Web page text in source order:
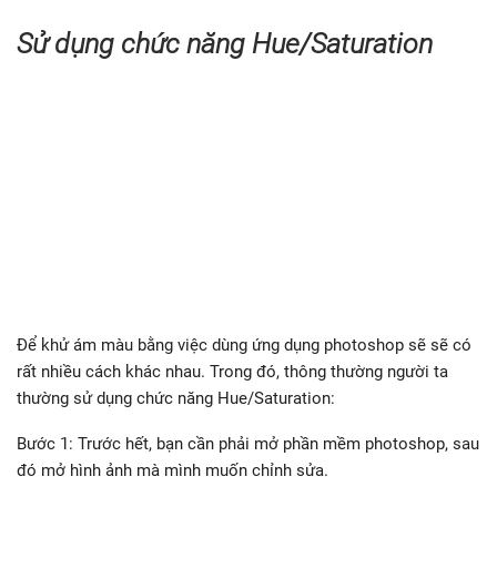
Sử dụng chức năng Hue/Saturation
Để khử ám màu bằng việc dùng ứng dụng photoshop sẽ sẽ có
rất nhiều cách khác nhau. Trong đó, thông thường người ta
thường sử dụng chức năng Hue/Saturation:
Bước 1: Trước hết, bạn cần phải mở phần mềm photoshop, sau
đó mở hình ảnh mà mình muốn chỉnh sửa.